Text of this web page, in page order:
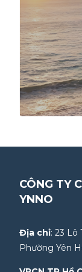
CÔNG TY
YNNO
Địa chỉ: 23 Lô
Phường Yên